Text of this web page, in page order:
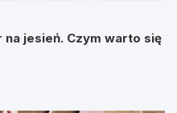
jesień. Czym warto się